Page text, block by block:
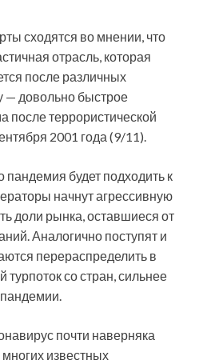
сходятся во мнении, что
отрасль, которая
после различных
— довольно быстрое
после террористической
2001 года (9/11).
пандемия будет подходить к
начнут агрессивную
доли рынка, оставшиеся от
Аналогично поступят и
перераспределить в
со стран, сильнее
почти наверняка
многих известных